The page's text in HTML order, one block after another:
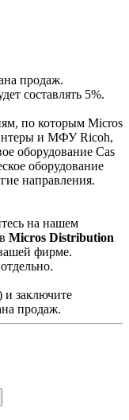
продаж.
составлять 5%.
по которым Micros
и МФУ Ricoh,
оборудование Cas
оборудование
направления.
на нашем
Micros Distribution
фирме.
заключите
продаж.